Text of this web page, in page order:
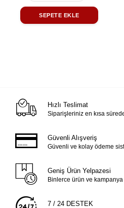
SEPETE EKLE
Hızlı Teslimat
Siparişleriniz en kısa
Güvenli Alışveriş
Güvenli ve kolay ödeme
Geniş Ürün Yelpazesi
Binlerce ürün ve
7 / 24 DESTEK